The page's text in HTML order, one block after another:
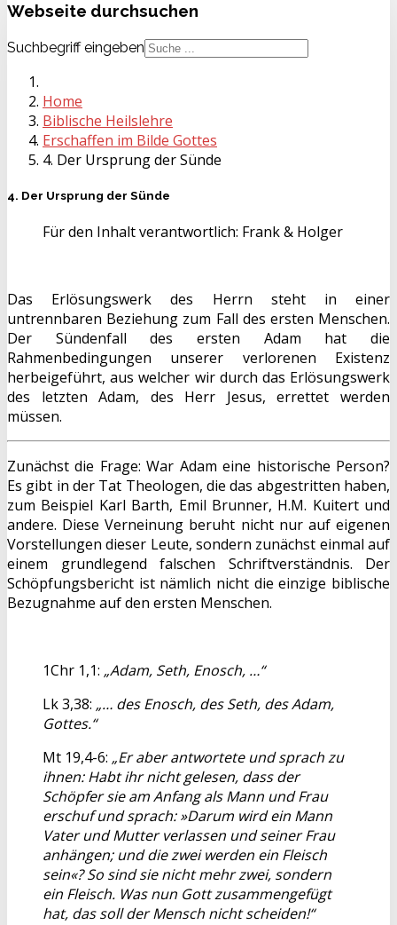
Webseite durchsuchen
Suchbegriff eingeben
Home
Biblische Heilslehre
Erschaffen im Bilde Gottes
4. Der Ursprung der Sünde
4. Der Ursprung der Sünde
Für den Inhalt verantwortlich: Frank & Holger
Das Erlösungswerk des Herrn steht in einer
untrennbaren Beziehung zum Fall des ersten Menschen.
Der Sündenfall des ersten Adam hat die
Rahmenbedingungen unserer verlorenen Existenz
herbeigeführt, aus welcher wir durch das Erlösungswerk
des letzten Adam, des Herr Jesus, errettet werden
müssen.
Zunächst die Frage: War Adam eine historische Person?
Es gibt in der Tat Theologen, die das abgestritten haben,
zum Beispiel Karl Barth, Emil Brunner, H.M. Kuitert und
andere. Diese Verneinung beruht nicht nur auf eigenen
Vorstellungen dieser Leute, sondern zunächst einmal auf
einem grundlegend falschen Schriftverständnis. Der
Schöpfungsbericht ist nämlich nicht die einzige biblische
Bezugnahme auf den ersten Menschen.
1Chr 1,1: „Adam, Seth, Enosch, …“
Lk 3,38: „… des Enosch, des Seth, des Adam,
Gottes.“
Mt 19,4-6: „Er aber antwortete und sprach zu
ihnen: Habt ihr nicht gelesen, dass der
Schöpfer sie am Anfang als Mann und Frau
erschuf und sprach: »Darum wird ein Mann
Vater und Mutter verlassen und seiner Frau
anhängen; und die zwei werden ein Fleisch
sein«? So sind sie nicht mehr zwei, sondern
ein Fleisch. Was nun Gott zusammengefügt
hat, das soll der Mensch nicht scheiden!“